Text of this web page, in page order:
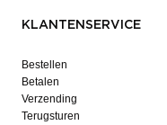
KLANTENSERVICE
Bestellen
Betalen
Verzending
Terugsturen